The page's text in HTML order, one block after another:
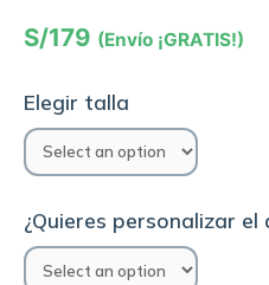
S/179 (Envío ¡GRATIS!)
Elegir talla
¿Quieres personalizar el